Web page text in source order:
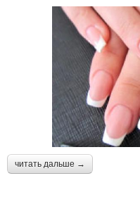
читать дальше →